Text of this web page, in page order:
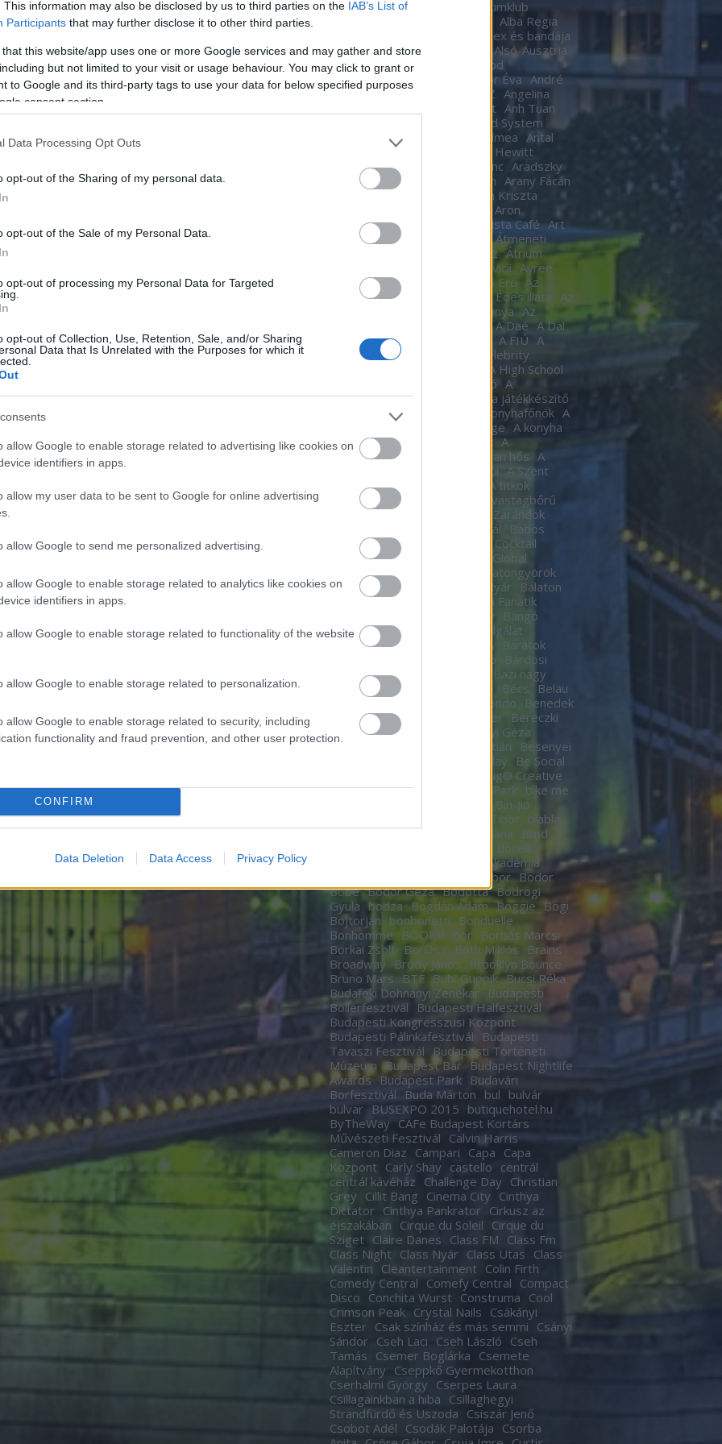
This information may also be disclosed by us to third parties on the IAB’s List of
Participants that may further disclose it to other third parties.
that this website/app uses one or more Google services and may gather and store
but not limited to your visit or usage behaviour. You may click to grant or
to Google and its third-party tags to use your data for below specified purposes
consent section.
Data Processing Opt Outs
opt-out of the Sharing of my personal data.
opt-out of the Sale of my Personal Data.
opt-out of processing my Personal Data for Targeted
opt-out of Collection, Use, Retention, Sale, and/or Sharing
Data that Is Unrelated with the Purposes for which it
allow Google to enable storage related to advertising like cookies on
identifiers in apps.
allow my user data to be sent to Google for online advertising
allow Google to send me personalized advertising.
allow Google to enable storage related to analytics like cookies on
identifiers in apps.
allow Google to enable storage related to functionality of the website
allow Google to enable storage related to personalization.
allow Google to enable storage related to security, including
functionality and fraud prevention, and other user protection.
CONFIRM
Data Deletion Data Access Privacy Policy
SZÓLJ HOZZÁ
közérzeti
új generációja
id/8465430
aFelhasználási feltételekbenés azadatvédelmi
! ‐ Belépés Facebookkal
Pure Ákos Akvárium
Akvariumklub
Alba Regia
Alex és bandája
Alföldi Róbert Almási Csaba
Alsó-Ausztria
Amadinda Áman Attila
Amigod
Anaheimben Anastacia Andor Éva André
Le Notre Andy Barlow ANEZ Angelina
Anger Zsolt Anh Tuan
Anima Sound System
Anna Kendrick
Antal Tímea Antal
Anthony van Laast
Aon Hewitt
Apropó szerelem
Aradi Ferenc Aradszky
László
Aranyélet Aranyszem Arany Fácán
Argyelán Kriszta
Aron
Pálmarsson
ARTista Café Art
Attack aste. Sound. Danube.
Átmeneti
Átrium Film-Színház Átrium
avicii Ayree
Claudia Az angyal Az ébredő Erő Az
éjszakám a nappalod
Az élet Édes illata Az
Az Év Háziasszonya Az
A Daé A Dal
A DAL A férjem védelmében A FIÚ A
Focus
A fogoly
A Gozsdu Celebrity
A High School
A Hindenburg léghajó A
játékkészítő A Játékkészítő
a játékkészítő
A Kocka A konyhafőnök A
A konyha Ördöge A konyha
ördöge A Lámpagyújtogatók A
lámpagyújtogatók
A láthatatlan hős A
A pokol kapui A Szent
A templomos lovagok
A titkok
könyvtára
A torony hősei
A vastagbőrű
mimóza A vörös oroszlán
A Zarándok
B.my.Lake Fesztivál
Babos
Tímea baby
Bacardí Legacy Cocktail
Competition
Bacardí Legacy Global
Bakelit Balance
Balatongyörök
Balatoni Hacacáré
Balatoni Nyár
Balaton
Balázsy Panna
Balkán Fanatik
Baló György
Bangó
Margit Baptista Szeretetszolgálat
BARACKOS BUBORÉKTORTA Barátok
Barba Negra Music Club
Bárdosi
Sándor Bartendaz Hungary
Bazi nagy
francia lagzik
Bebe Bécs
Belau
Belmondo
Benedek
Ben Kingsley Ben Stiller
Bereczki
Zoltán Berek Kati
Bereményi Géza
Bereznay Tamás
Berki Krisztián
Besenyei
Betty Barclay
Be Social
BigO Creative
Studio Big Time Rush Bikás Park bike me
Bin-Jip
Bitskey Tibor blabla
Black Nail Cabaret
Blahalouisiana
Blind
Bocelli
Bocus D’Or Akadémia
Bödőcs Tibor Bodor
Böbe Bodor Géza Bódottá Bodrogi
Gyula bodza Bogdán Ádám Boggie
Bogi
Bojtorján bonbonetti
Bonduelle
Bonhomme
BOOKR bor
Borbás Marcsi
Borkai Zsolt BorŐsz Both Miklós
Brains
Broadway
Bródy János
Brooklyn Bounce
Bruno Mars
BTF Bubi Guppik Bucsi Réka
Budafoki Dohnányi Zenekar
Budapesti
Böllérfesztivál
Budapesti Halfesztivál
Budapesti Kongresszusi Központ
Budapesti Pálinkafesztivál
Budapesti
Tavaszi Fesztivál Budapesti Történeti
Múzeum Budapest Bár Budapest Nightlife
Awards Budapest Park Budavári
Borfesztivál
Buda Márton bul bulvár
bulvar
BUSEXPO 2015 butiquehotel.hu
ByTheWay CAFe Budapest Kortárs
Művészeti Fesztivál Calvin Harris
Cameron Diaz Campari Capa Capa
Központ Carly Shay castello centrál
centrál kávéház Challenge Day Christian
Grey Cillit Bang Cinema City Cinthya
Dictator Cinthya Pankrator Cirkusz az
éjszakában Cirque du Soleil Cirque du
Sziget Claire Danes Class FM Class Fm
Class Night Class Nyár Class Utas Class
Valentin Cleantertainment Colin Firth
Comedy Central Comefy Central Compact
Disco Conchita Wurst Construma Cool
Crimson Peak Crystal Nails Csákányi
Eszter Csak színház és más semmi Csányi
Sándor Cseh Laci Cseh László Cseh
Tamás Csemer Boglárka Csemete
Alapítvány Cseppkő Gyermekotthon
Cserhalmi György Cserpes Laura
Csillagainkban a hiba Csillaghegyi
Strandfürdő és Uszoda Csiszár Jenő
Csobot Adél Csodák Palotája Csorba